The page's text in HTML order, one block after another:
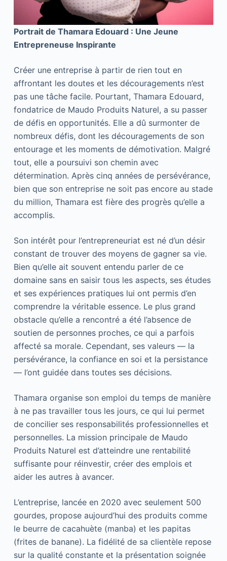
Portrait de Thamara Edouard : Une Jeune
Entrepreneuse Inspirante
Créer une entreprise à partir de rien tout en
affrontant les doutes et les découragements n’est
pas une tâche facile. Pourtant, Thamara Edouard,
fondatrice de Maudo Produits Naturel, a su passer
de défis en opportunités. Elle a dû surmonter de
nombreux défis, dont les découragements de son
entourage et les moments de démotivation. Malgré
tout, elle a poursuivi son chemin avec
détermination. Après cinq années de persévérance,
bien que son entreprise ne soit pas encore au stade
du million, Thamara est fière des progrès qu’elle a
accomplis.
Son intérêt pour l’entrepreneuriat est né d’un désir
constant de trouver des moyens de gagner sa vie.
Bien qu’elle ait souvent entendu parler de ce
domaine sans en saisir tous les aspects, ses études
et ses expériences pratiques lui ont permis d’en
comprendre la véritable essence. Le plus grand
obstacle qu’elle a rencontré a été l’absence de
soutien de personnes proches, ce qui a parfois
affecté sa morale. Cependant, ses valeurs — la
persévérance, la confiance en soi et la persistance
— l’ont guidée dans toutes ses décisions.
Thamara organise son emploi du temps de manière
à ne pas travailler tous les jours, ce qui lui permet
de concilier ses responsabilités professionnelles et
personnelles. La mission principale de Maudo
Produits Naturel est d’atteindre une rentabilité
suffisante pour réinvestir, créer des emplois et
aider les autres à avancer.
L’entreprise, lancée en 2020 avec seulement 500
gourdes, propose aujourd’hui des produits comme
le beurre de cacahuète (manba) et les papitas
(frites de banane). La fidélité de sa clientèle repose
sur la qualité constante et la présentation soignée